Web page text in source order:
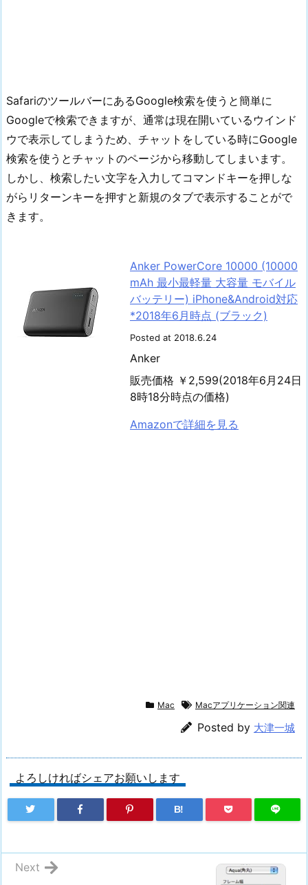
SafariのツールバーにあるGoogle検索を使うと簡単に
Googleで検索できますが、通常は現在開いているウインド
ウで表示してしまうため、チャットをしている時にGoogle
検索を使うとチャットのページから移動してしまいます。
しかし、検索したい文字を入力してコマンドキーを押しな
がらリターンキーを押すと新規のタブで表示することがで
きます。
Anker PowerCore 10000 (10000
mAh 最小最軽量 大容量 モバイル
バッテリー) iPhone&Android対応
*2018年6月時点 (ブラック)
Posted at 2018.6.24
Anker
販売価格 ￥2,599(2018年6月24日
8時18分時点の価格)
Amazonで詳細を見る
Mac Macアプリケーション関連
Posted by 大津一城
よろしければシェアお願いします
B!
Next